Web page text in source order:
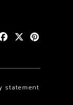
statement